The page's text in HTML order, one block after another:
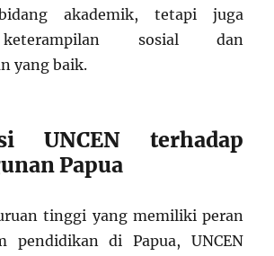
akademik, tetapi juga
sosial dan
yang baik.
UNCEN terhadap
Papua
tinggi yang memiliki peran
pendidikan di Papua, UNCEN